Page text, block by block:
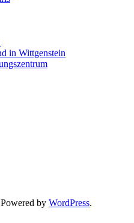
in Wittgenstein
by WordPress.